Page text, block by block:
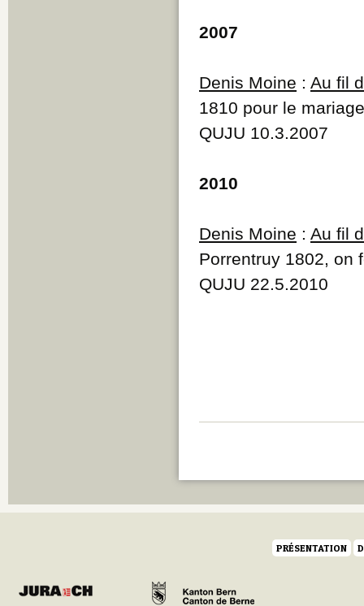
2007
Denis Moine : Au fil
1810 pour le
QUJU 10.3.2007
2010
Denis Moine : Au fil
Porrentruy 1802, on
QUJU 22.5.2010
PRÉSENTATION